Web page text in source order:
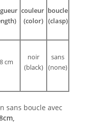
couleur
(color)
boucle
(clasp)
cm
noir
(black)
sans
(none)
sans boucle avec